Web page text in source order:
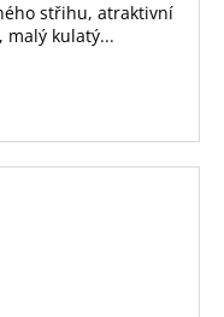
střihu, atraktivní
malý kulatý...